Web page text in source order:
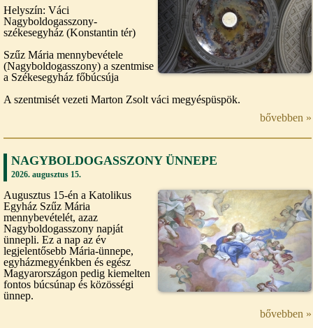
Helyszín: Váci
Nagyboldogasszony-
székesegyház (Konstantin tér)
Szűz Mária mennybevétele
(Nagyboldogasszony) a szentmise
a Székesegyház főbúcsúja
A szentmisét vezeti Marton Zsolt váci megyéspüspök.
bővebben »
NAGYBOLDOGASSZONY ÜNNEPE
2026. augusztus 15.
Augusztus 15-én a Katolikus
Egyház Szűz Mária
mennybevételét, azaz
Nagyboldogasszony napját
ünnepli. Ez a nap az év
legjelentősebb Mária-ünnepe,
egyházmegyénkben és egész
Magyarországon pedig kiemelten
fontos búcsúnap és közösségi
ünnep.
bővebben »